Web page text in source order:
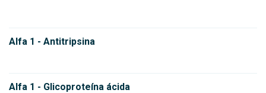
Alfa 1 - Antitripsina
Alfa 1 - Glicoproteína ácida